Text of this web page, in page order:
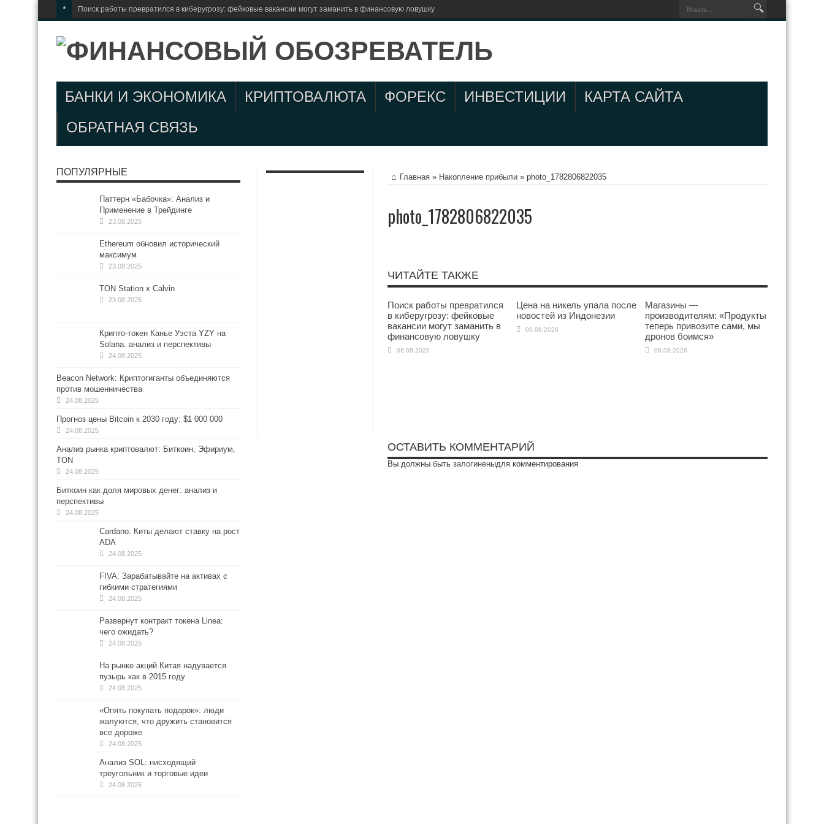
* Поиск работы превратился в киберугрозу: фейковые вакансии могут заманить в финансовую ловушку
БАНКИ И ЭКОНОМИКА КРИПТОВАЛЮТА ФОРЕКС ИНВЕСТИЦИИ
КАРТА САЙТА
ОБРАТНАЯ СВЯЗЬ
Главная » Накопление прибыли » photo_1782806822035
photo_1782806822035
ЧИТАЙТЕ ТАКЖЕ
Поиск работы превратился
в киберугрозу: фейковые
вакансии могут заманить в
финансовую ловушку
06.08.2026
Цена на никель упала после
новостей из Индонезии
06.08.2026
Магазины —
производителям: «Продукты
теперь привозите сами, мы
дронов боимся»
06.08.2026
ОСТАВИТЬ КОММЕНТАРИЙ
Вы должны быть залогиненыдля комментирования
ПОПУЛЯРНЫЕ
Паттерн «Бабочка»: Анализ и
Применение в Трейдинге
23.08.2025
Ethereum обновил исторический
максимум
23.08.2025
TON Station x Calvin
23.08.2025
Крипто-токен Канье Уэста YZY на
Solana: анализ и перспективы
24.08.2025
Beacon Network: Криптогиганты объединяются
против мошенничества
24.08.2025
Прогноз цены Bitcoin к 2030 году: $1 000 000
24.08.2025
Анализ рынка криптовалют: Биткоин, Эфириум,
TON
24.08.2025
Биткоин как доля мировых денег: анализ и
перспективы
24.08.2025
Cardano: Киты делают ставку на рост
ADA
24.08.2025
FIVA: Зарабатывайте на активах с
гибкими стратегиями
24.08.2025
Развернут контракт токена Linea:
чего ожидать?
24.08.2025
На рынке акций Китая надувается
пузырь как в 2015 году
24.08.2025
«Опять покупать подарок»: люди
жалуются, что дружить становится
все дороже
24.08.2025
Анализ SOL: нисходящий
треугольник и торговые идеи
24.08.2025